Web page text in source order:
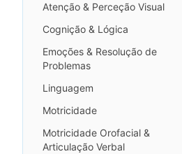
Atenção & Perceção Visual
Cognição & Lógica
Emoções & Resolução de
Problemas
Linguagem
Motricidade
Motricidade Orofacial &
Articulação Verbal